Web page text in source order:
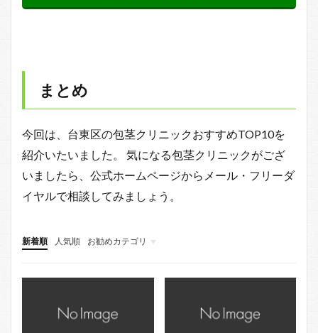
まとめ
今回は、台東区の包茎クリニックおすすめTOP10を
紹介いたいました。 気になる包茎クリニックがござ
いましたら、公式ホームページからメール・フリーダ
イヤルで相談してみましょう。
新着順 人気順
お勧めカテゴリ
北区
江戸川区
中央区